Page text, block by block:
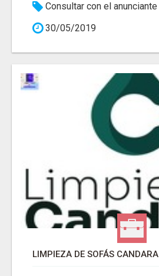
Consultar con el anunciante
30/05/2019
LIMPIEZA DE SOFÁS CANDARA